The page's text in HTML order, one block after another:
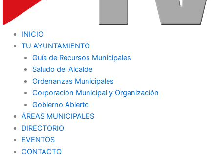
INICIO
TU AYUNTAMIENTO
Guía de Recursos Municipales
Saludo del Alcalde
Ordenanzas Municipales
Corporación Municipal y Organización
Gobierno Abierto
ÁREAS MUNICIPALES
DIRECTORIO
EVENTOS
CONTACTO